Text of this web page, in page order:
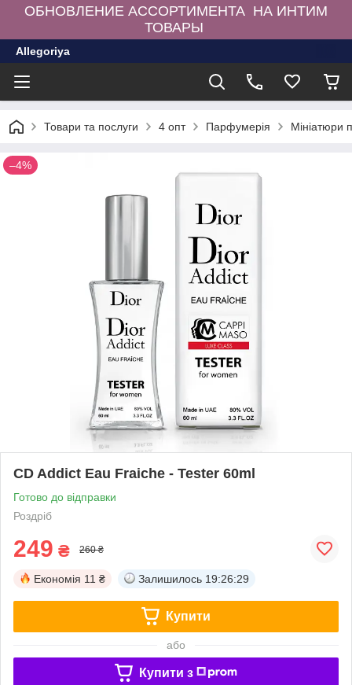
ОБНОВЛЕНИЕ АССОРТИМЕНТА НА ИНТИМ
ТОВАРЫ
Allegoriya
Товари та послуги 4 опт Парфумерія Мініатюри
–4%
CD Addict Eau Fraiche - Tester 60ml
Готово до відправки
Роздріб
249 ₴ 260 ₴
Економія 11 ₴ Залишилось 19:26:29
Купити
або
Купити з